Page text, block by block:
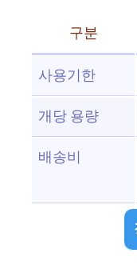
구분
사용기한
개당 용량
배송비